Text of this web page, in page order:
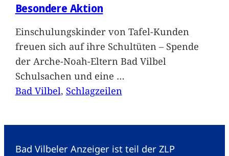
Besondere Aktion
Einschulungskinder von Tafel-Kunden
freuen sich auf ihre Schultüten – Spende
der Arche-Noah-Eltern Bad Vilbel
Schulsachen und eine …
Bad Vilbel, Schlagzeilen
Bad Vilbeler Anzeiger ist teil der ZLP